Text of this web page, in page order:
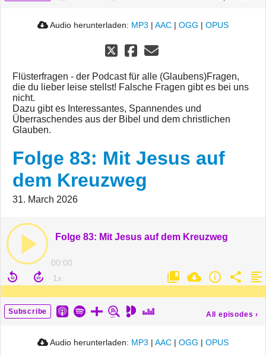
Audio herunterladen: MP3 | AAC | OGG | OPUS
Flüsterfragen - der Podcast für alle (Glaubens)Fragen,
die du lieber leise stellst! Falsche Fragen gibt es bei uns
nicht.
Dazu gibt es Interessantes, Spannendes und
Überraschendes aus der Bibel und dem christlichen
Glauben.
Folge 83: Mit Jesus auf
dem Kreuzweg
31. March 2026
Folge 83: Mit Jesus auf dem Kreuzweg
00:00
Subscribe All episodes ›
Audio herunterladen: MP3 | AAC | OGG | OPUS